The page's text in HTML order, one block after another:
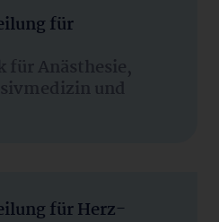
für
Anästhesie,
und
für Herz-